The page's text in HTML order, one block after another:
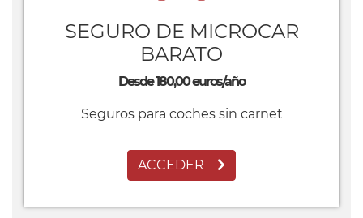
SEGURO DE MICROCAR
BARATO
Desde 180,00 euros/año
Seguros para coches sin carnet
ACCEDER